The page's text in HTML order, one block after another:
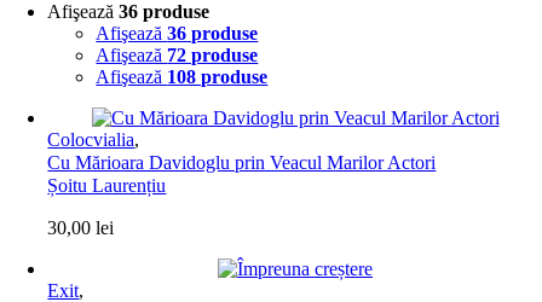
Afişează36 produse
Afişează36 produse
Afişează 72 produse
Afişează 108 produse
Colocvialia,
Cu Mărioara Davidoglu prin Veacul Marilor Actori
Șoitu Laurențiu
30,00lei
Exit,